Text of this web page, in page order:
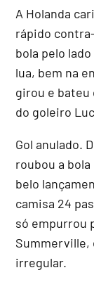
A Holanda
rápido
bola pelo
lua, bem na
girou e bateu
do goleiro
Gol anulado.
roubou a
belo
camisa 24
só empurrou
Summerville,
irregular.